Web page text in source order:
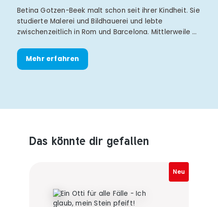
Betina Gotzen-Beek malt schon seit ihrer Kindheit. Sie
studierte Malerei und Bildhauerei und lebte
zwischenzeitlich in Rom und Barcelona. Mittlerweile …
Mehr erfahren
Produktempfehlungen überspringen
Das könnte dir gefallen
Neu